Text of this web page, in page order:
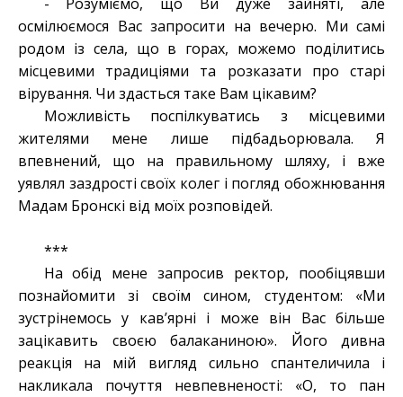
- Розуміємо, що Ви дуже зайняті, але
осмілюємося Вас запросити на вечерю. Ми самі
родом із села, що в горах, можемо поділитись
місцевими традиціями та розказати про старі
вірування. Чи здасться таке Вам цікавим?
Можливість поспілкуватись з місцевими
жителями мене лише підбадьорювала. Я
впевнений, що на правильному шляху, і вже
уявлял заздрості своїх колег і погляд обожнювання
Мадам Бронскі від моїх розповідей.
***
На обід мене запросив ректор, пообіцявши
познайомити зі своїм сином, студентом: «Ми
зустрінемось у кав’ярні і може він Вас більше
зацікавить своєю балаканиною». Його дивна
реакція на мій вигляд сильно спантеличила і
накликала почуття невпевненості: «О, то пан